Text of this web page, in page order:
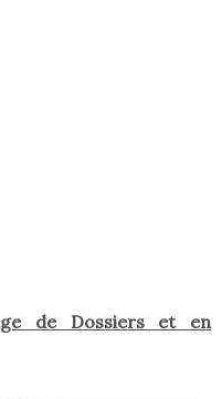
de Dossiers et en